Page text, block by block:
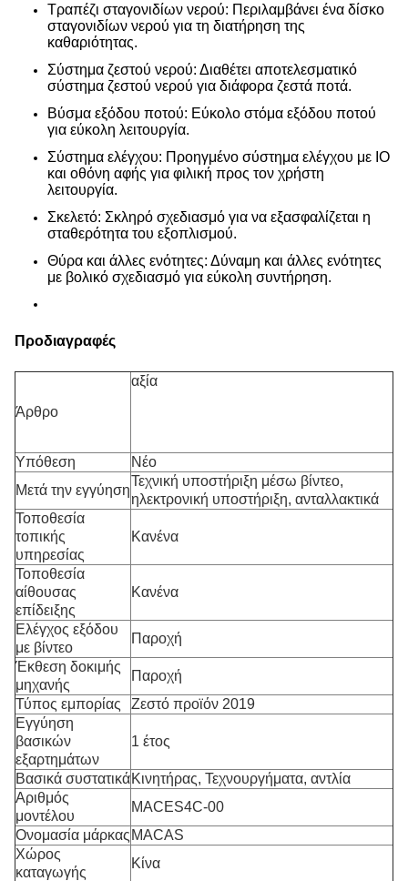
Τραπέζι σταγονιδίων νερού: Περιλαμβάνει ένα δίσκο
σταγονιδίων νερού για τη διατήρηση της
καθαριότητας.
Σύστημα ζεστού νερού: Διαθέτει αποτελεσματικό
σύστημα ζεστού νερού για διάφορα ζεστά ποτά.
Βύσμα εξόδου ποτού: Εύκολο στόμα εξόδου ποτού
για εύκολη λειτουργία.
Σύστημα ελέγχου: Προηγμένο σύστημα ελέγχου με IO
και οθόνη αφής για φιλική προς τον χρήστη
λειτουργία.
Σκελετό: Σκληρό σχεδιασμό για να εξασφαλίζεται η
σταθερότητα του εξοπλισμού.
Θύρα και άλλες ενότητες: Δύναμη και άλλες ενότητες
με βολικό σχεδιασμό για εύκολη συντήρηση.
Προδιαγραφές
Άρθρο
αξία
Υπόθεση
Νέο
Μετά την εγγύηση
Τεχνική υποστήριξη μέσω βίντεο,
ηλεκτρονική υποστήριξη, ανταλλακτικά
Τοποθεσία
τοπικής
υπηρεσίας
Κανένα
Τοποθεσία
αίθουσας
επίδειξης
Κανένα
Ελέγχος εξόδου
με βίντεο
Παροχή
Έκθεση δοκιμής
μηχανής
Παροχή
Τύπος εμπορίας
Ζεστό προϊόν 2019
Εγγύηση
βασικών
εξαρτημάτων
1 έτος
Βασικά συστατικάΚινητήρας, Τεχνουργήματα, αντλία
Αριθμός
μοντέλου
MACES4C-00
Ονομασία μάρκας MACAS
Χώρος
καταγωγής
Κίνα